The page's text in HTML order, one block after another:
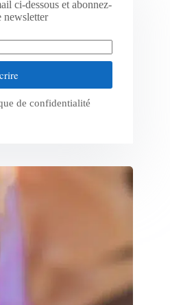
ci-dessous et abonnez-
newsletter
de confidentialité